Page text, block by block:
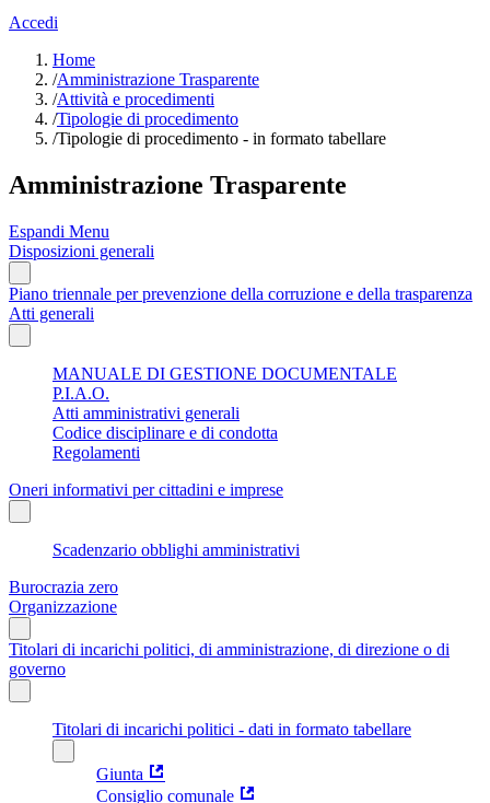
Accedi
Home
/Amministrazione Trasparente
/Attività e procedimenti
/Tipologie di procedimento
/Tipologie di procedimento - in formato tabellare
Amministrazione Trasparente
Espandi Menu
Disposizioni generali
Piano triennale per prevenzione della corruzione e della trasparenza
Atti generali
MANUALE DI GESTIONE DOCUMENTALE
P.I.A.O.
Atti amministrativi generali
Codice disciplinare e di condotta
Regolamenti
Oneri informativi per cittadini e imprese
Scadenzario obblighi amministrativi
Burocrazia zero
Organizzazione
Titolari di incarichi politici, di amministrazione, di direzione o di
governo
Titolari di incarichi politici - dati in formato tabellare
Giunta
Consiglio comunale